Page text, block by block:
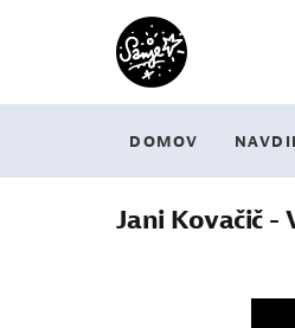
DOMOV
Jani Kovačič -